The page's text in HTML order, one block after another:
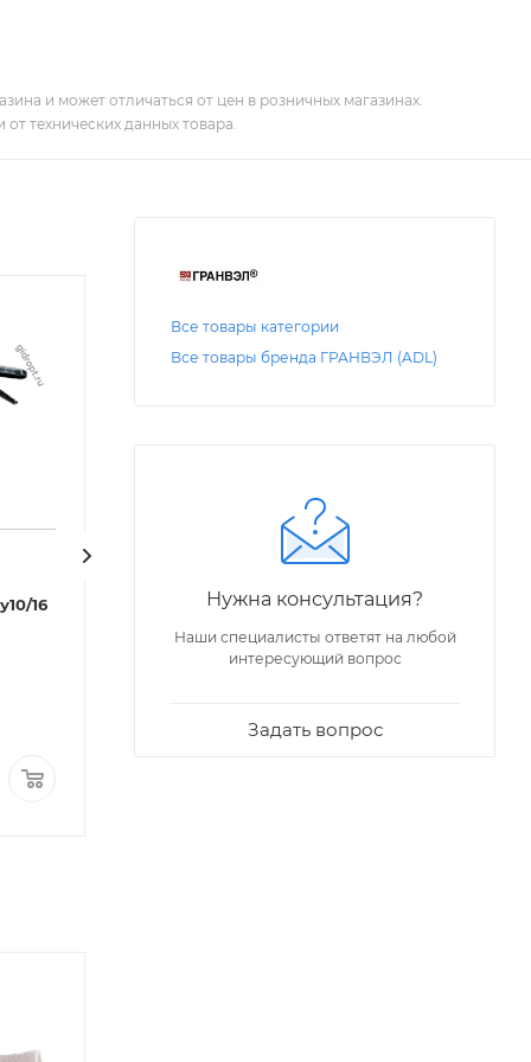
и может отличаться от цен в розничных магазинах.
технических данных товара.
16
Затвор "DENDOR" Dn40
Pn16 тип 017W
(межфланцевый, корпус
Все товары категории
Все товары бренда ГРАНВЭЛ (ADL)
Нужна консультация?
Наши специалисты ответят на любой
интересующий вопрос
Задать вопрос